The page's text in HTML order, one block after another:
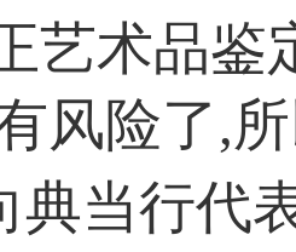
艺术品鉴
风险了,
典当行代